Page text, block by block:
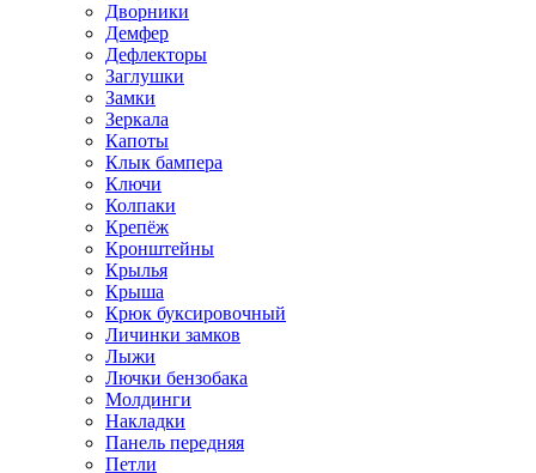
Дворники
Демфер
Дефлекторы
Заглушки
Замки
Зеркала
Капоты
Клык бампера
Ключи
Колпаки
Крепёж
Кронштейны
Крылья
Крыша
Крюк буксировочный
Личинки замков
Лыжи
Лючки бензобака
Молдинги
Накладки
Панель передняя
Петли